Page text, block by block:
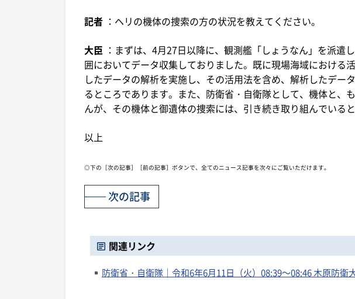
記者 ：ヘリの機体の捜索の方の状況を教えてください。
大臣 ：まずは、4月27日以降に、観測艦「しょうなん」を派遣
囲においてデータ収集しておりました。既に現場海域における
したデータの解析を実施し、その活用法を含め、解析したデー
るところであります。また、防衛省・自衛隊として、機体と、
んが、その機体と御遺体の捜索には、引き続き取り組んでいる
以上
◎下の［次の記事］［前の記事］ボタンで、全てのニュース記事を次々にご覧いただけます。
次の記事
関連リンク
防衛省・自衛隊｜令和6年6月11日（火）08:39～08:46 木原防衛